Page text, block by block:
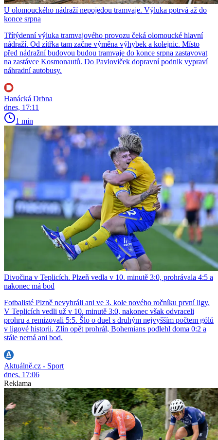
U olomouckého nádraží nepojedou tramvaje. Výluka potrvá až do
konce srpna
Třítýdenní výluka tramvajového provozu čeká olomoucké hlavní
nádraží. Od zítřka tam začne výměna výhybek a kolejnic. Místo
před nádražní budovou budou tramvaje do konce srpna zastavovat
na zastávce Kosmonautů. Do Pavloviček dopravní podnik vypraví
náhradní autobusy.
Hanácká Drbna
dnes, 17:11
1 min
Divočina v Teplicích. Plzeň vedla v 10. minutě 3:0, prohrávala 4:5 a
nakonec má bod
Fotbalisté Plzně nevyhráli ani ve 3. kole nového ročníku první ligy.
V Teplicích vedli už v 10. minutě 3:0, nakonec však odvraceli
prohru a remizovali 5:5. Šlo o duel s druhým nejvyšším počtem gólů
v ligové historii. Zlín opět prohrál, Bohemians podlehl doma 0:2 a
stále nemá ani bod.
Aktuálně.cz - Sport
dnes, 17:06
Reklama